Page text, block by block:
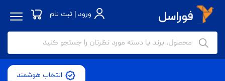
ورود | ثبت نام
انتخاب هوشمند